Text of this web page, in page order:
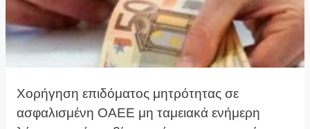
τ
ή
Χορήγηση επιδόματος μητρότητας σε
ασφαλισμένη ΟΑΕΕ μη ταμειακά ενήμερη